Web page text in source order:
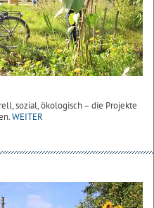
sozial, ökologisch – die Projekte
WEITER